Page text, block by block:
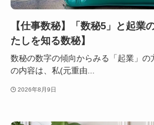
【仕事数秘】「数秘5」と起業
たしを知る数秘】
数秘の数字の傾向からみる「起業」の
の内容は、私(元重由...
2026年8月9日